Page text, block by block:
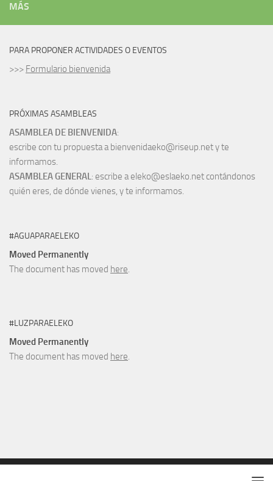
MÁS
PARA PROPONER ACTIVIDADES O EVENTOS
>>> Formulario bienvenida
PRÓXIMAS ASAMBLEAS
ASAMBLEA DE BIENVENIDA:
escribe con tu propuesta a bienvenidaeko@riseup.net y te
informamos.
ASAMBLEA GENERAL: escribe a eleko@eslaeko.net contándonos
quién eres, de dónde vienes, y te informamos.
#AGUAPARAELEKO
Moved Permanently
The document has moved here.
#LUZPARAELEKO
Moved Permanently
The document has moved here.